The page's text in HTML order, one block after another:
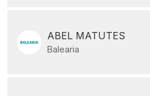
ABEL MATUTES
Balearia